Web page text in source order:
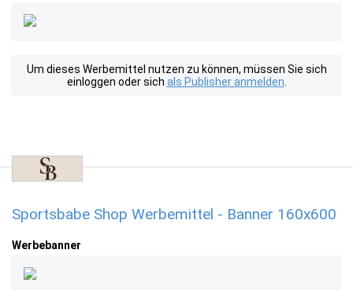
Um dieses Werbemittel nutzen zu können, müssen Sie sich
einloggen oder sich als Publisher anmelden
Sportsbabe Shop Werbemittel - Banner 160x600
Werbebanner